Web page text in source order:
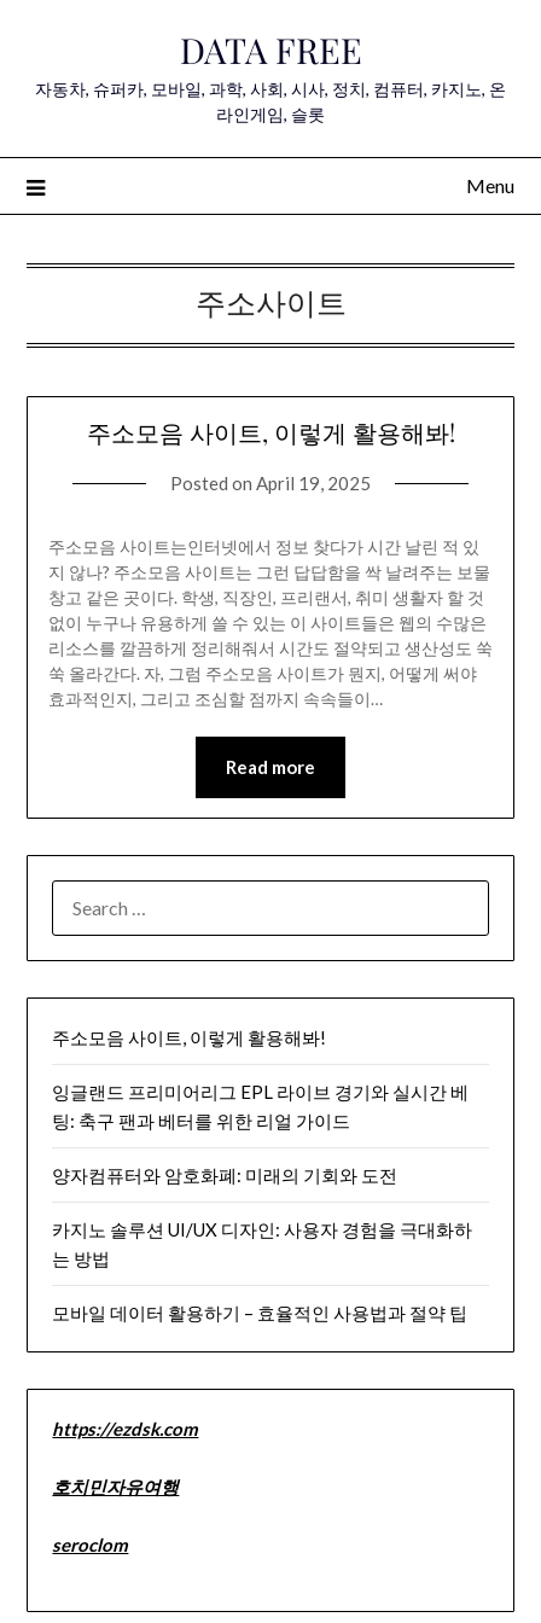
content
DATA FREE
자동차, 슈퍼카, 모바일, 과학, 사회, 시사, 정치, 컴퓨터, 카지노, 온
라인게임, 슬롯
Menu
주소사이트
주소모음 사이트, 이렇게 활용해봐!
Posted on April 19, 2025
주소모음 사이트는인터넷에서 정보 찾다가 시간 날린 적 있
지 않나? 주소모음 사이트는 그런 답답함을 싹 날려주는 보물
창고 같은 곳이다. 학생, 직장인, 프리랜서, 취미 생활자 할 것
없이 누구나 유용하게 쓸 수 있는 이 사이트들은 웹의 수많은
리소스를 깔끔하게 정리해줘서 시간도 절약되고 생산성도 쑥
쑥 올라간다. 자, 그럼 주소모음 사이트가 뭔지, 어떻게 써야
효과적인지, 그리고 조심할 점까지 속속들이…
Read more
FOR:
주소모음 사이트, 이렇게 활용해봐!
잉글랜드 프리미어리그 EPL 라이브 경기와 실시간 베
팅: 축구 팬과 베터를 위한 리얼 가이드
양자컴퓨터와 암호화폐: 미래의 기회와 도전
카지노 솔루션 UI/UX 디자인: 사용자 경험을 극대화하
는 방법
모바일 데이터 활용하기 – 효율적인 사용법과 절약 팁
https://ezdsk.com
호치민자유여행
seroclom